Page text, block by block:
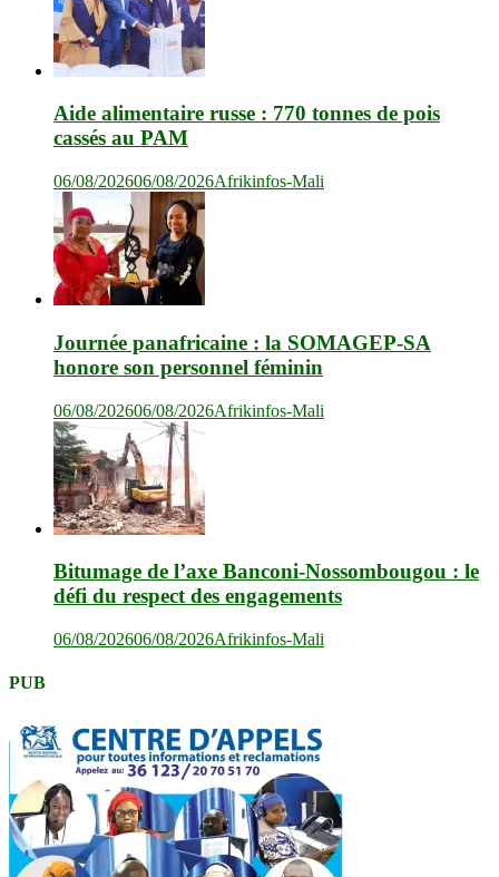
Aide alimentaire russe : 770 tonnes de pois
cassés au PAM
06/08/202606/08/2026Afrikinfos-Mali
Journée panafricaine : la SOMAGEP-SA
honore son personnel féminin
06/08/202606/08/2026Afrikinfos-Mali
Bitumage de l’axe Banconi-Nossombougou : le
défi du respect des engagements
06/08/202606/08/2026Afrikinfos-Mali
PUB